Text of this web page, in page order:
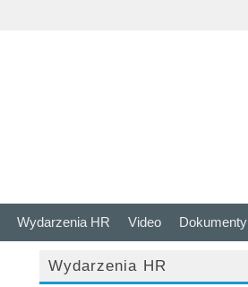
Wydarzenia HR Video Dokumenty
Wydarzenia HR